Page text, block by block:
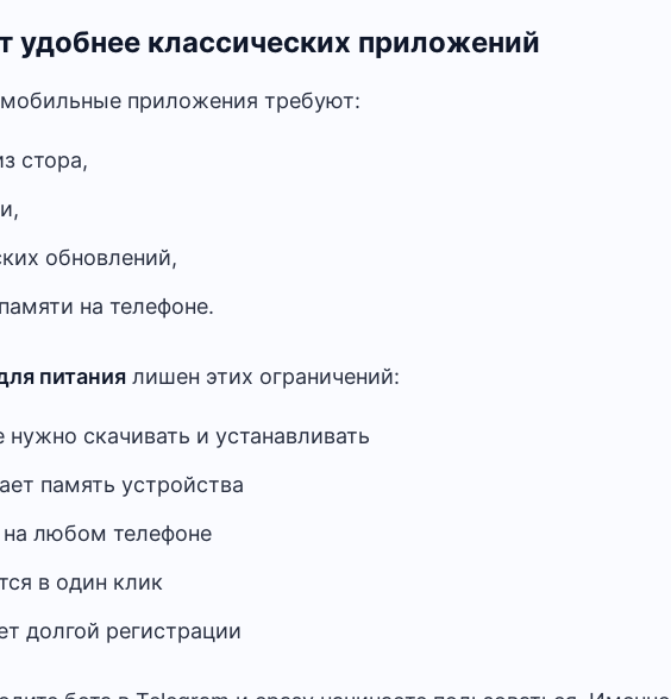
удобнее классических приложений
приложения требуют:
стора,
обновлений,
на телефоне.
питания лишен этих ограничений:
нужно скачивать и устанавливать
память устройства
на любом телефоне
в один клик
долгой регистрации